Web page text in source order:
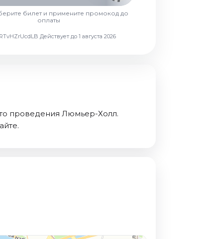
билет и примените промокод до
оплаты
Действует до 1 августа 2026
проведения Люмьер-Холл.